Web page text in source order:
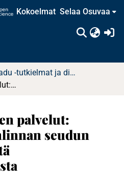
Kokoelmat Selaa Osuvaa
Pro gradu -tutkielmat ja diplomityöt (rajattu saatavuus)
Uudet liikkumisen palvelut: Tutkimus Savonlinnan seudun asiakaslähtöisistä liikennepalveluista
palvelut:
seudun